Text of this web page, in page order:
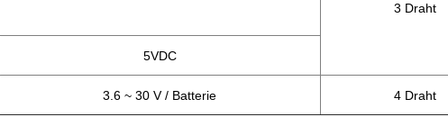
3 Draht
5VDC
3.6 ~ 30 V / Batterie 4 Draht